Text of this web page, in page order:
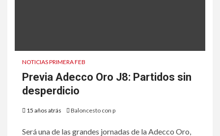
NOTICIAS PRIMERA FEB
Previa Adecco Oro J8: Partidos sin
desperdicio
15 años atrás Baloncesto con p
Será una de las grandes jornadas de la Adecco Oro,